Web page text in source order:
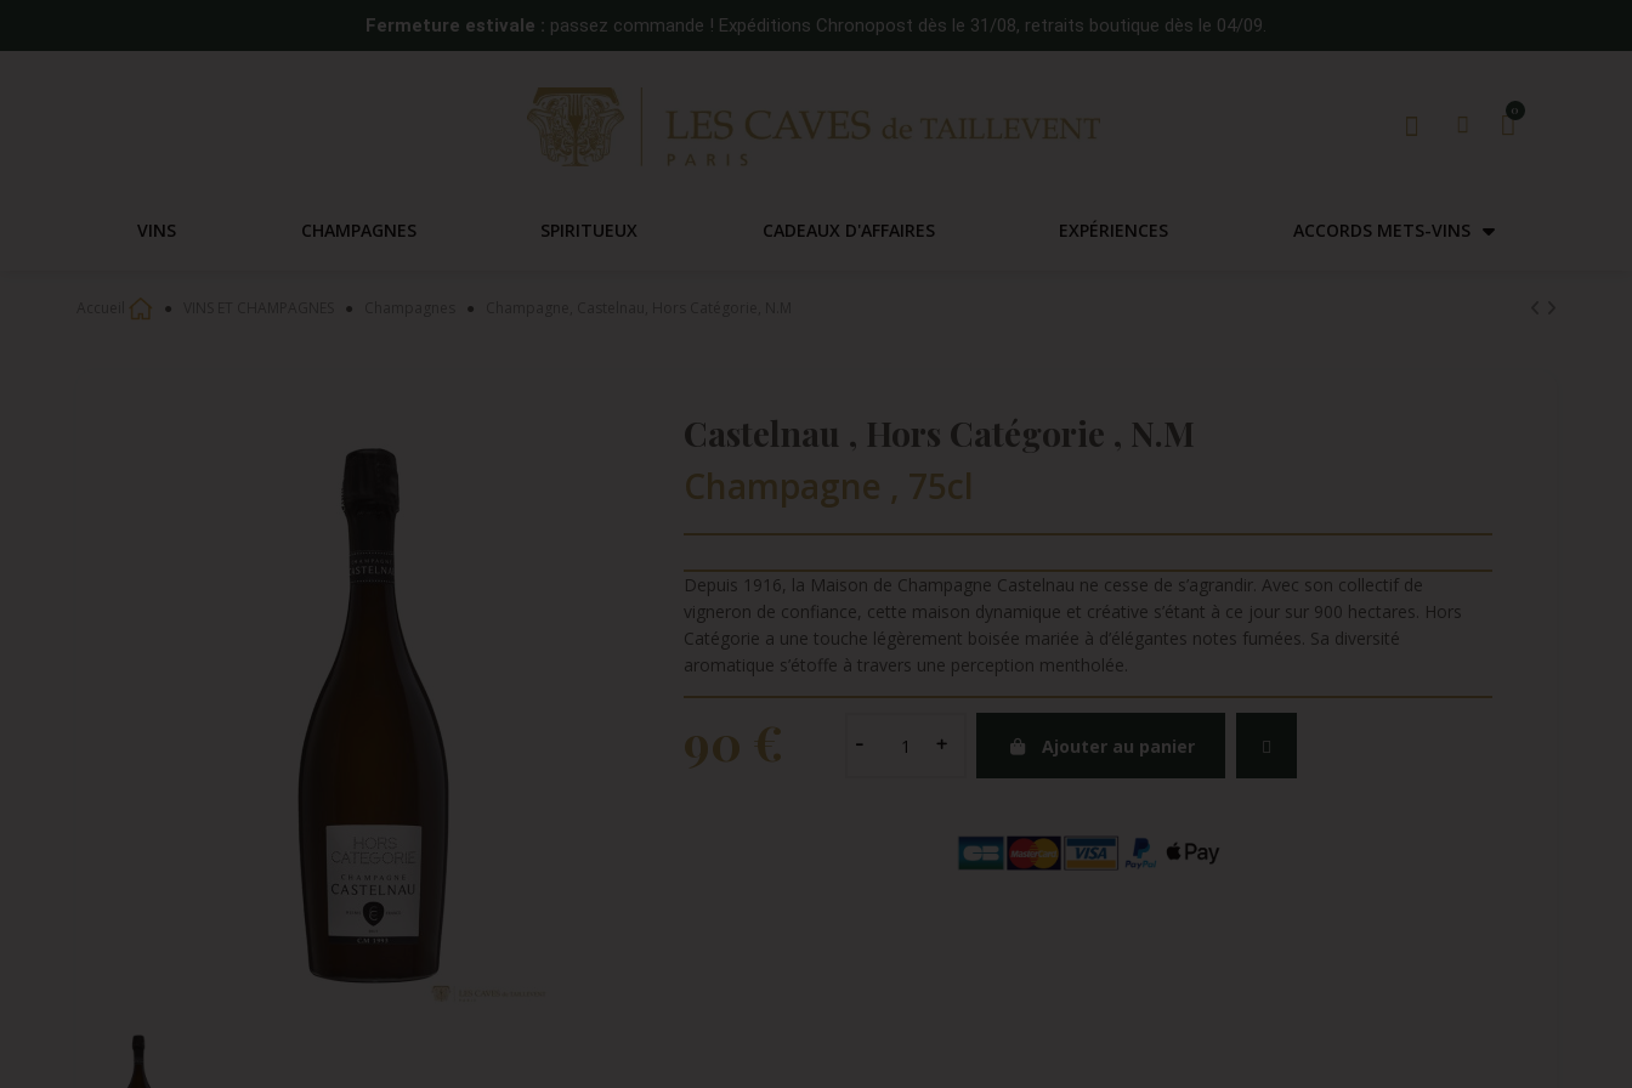
Fermeture estivale : passez commande ! Expéditions Chronopost dès le 31/08, retraits boutique dès le 04/09.
VINS CHAMPAGNES SPIRITUEUX CADEAUX D'AFFAIRES EXPÉRIENCES ACCORDS METS-VINS
Castelnau , Hors Catégorie , N.M
Champagne , 75cl
Depuis 1916, la Maison de Champagne Castelnau ne cesse de s’agrandir. Avec son collectif de
vigneron de confiance, cette maison dynamique et créative s’étant à ce jour sur 900 hectares. Hors
Catégorie a une touche légèrement boisée mariée à d’élégantes notes fumées. Sa diversité
aromatique s’étoffe à travers une perception mentholée.
90 € Ajouter au panier